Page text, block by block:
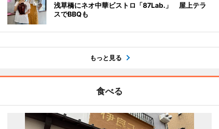
浅草橋にネオ中華ビストロ「87Lab.」 屋上テラ
スでBBQも
もっと見る
食べる